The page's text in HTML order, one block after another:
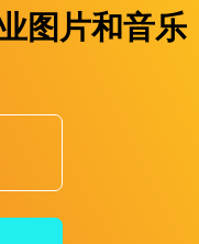
图片和音乐